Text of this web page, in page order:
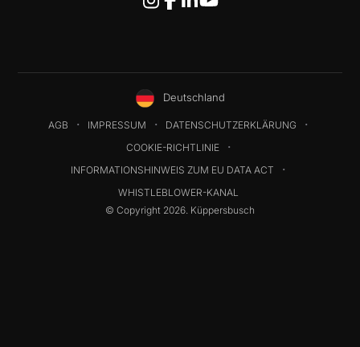
Deutschland
AGB IMPRESSUM
DATENSCHUTZERKLÄRUNG
COOKIE-RICHTLINIE
INFORMATIONSHINWEIS ZUM EU DATA ACT
WHISTLEBLOWER-KANAL
© Copyright 2026. Küppersbusch